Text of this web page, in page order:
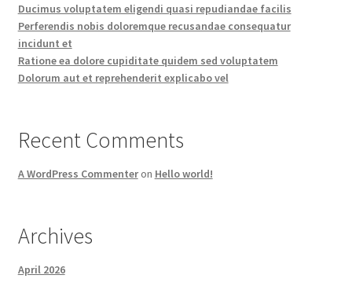
Ducimus voluptatem eligendi quasi repudiandae facilis
Perferendis nobis doloremque recusandae consequatur
incidunt et
Ratione ea dolore cupiditate quidem sed voluptatem
Dolorum aut et reprehenderit explicabo vel
Recent Comments
A WordPress Commenteron Hello world!
Archives
April 2026